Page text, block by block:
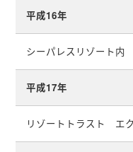
平成16年
シーパレスリゾート
平成17年
リゾートトラスト エ